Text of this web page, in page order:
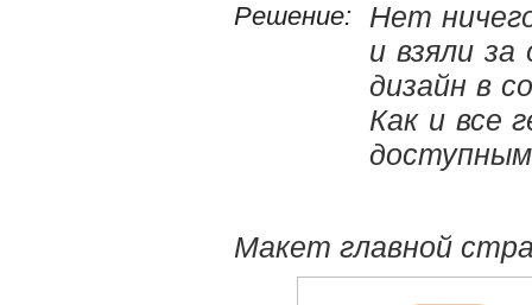
Решение:
Нет
и взяли
дизайн в
Как и все
Макет главной